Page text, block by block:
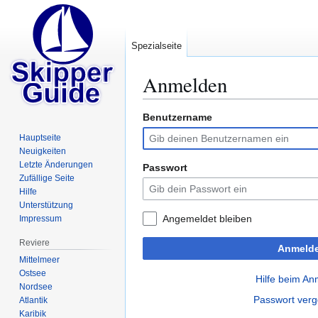
Anmelden
Zur
Navigation
springen
Zur
Suche
springen
Benutzername
Passwort
Angemeldet bleiben
Hilfe beim
Passwort
Spezialseite
Hauptseite
Neuigkeiten
Letzte Änderungen
Zufällige Seite
Hilfe
Unterstützung
Impressum
Reviere
Mittelmeer
Ostsee
Nordsee
Atlantik
Karibik